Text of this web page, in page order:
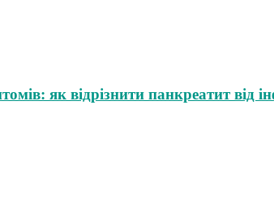
як відрізнити панкреатит від